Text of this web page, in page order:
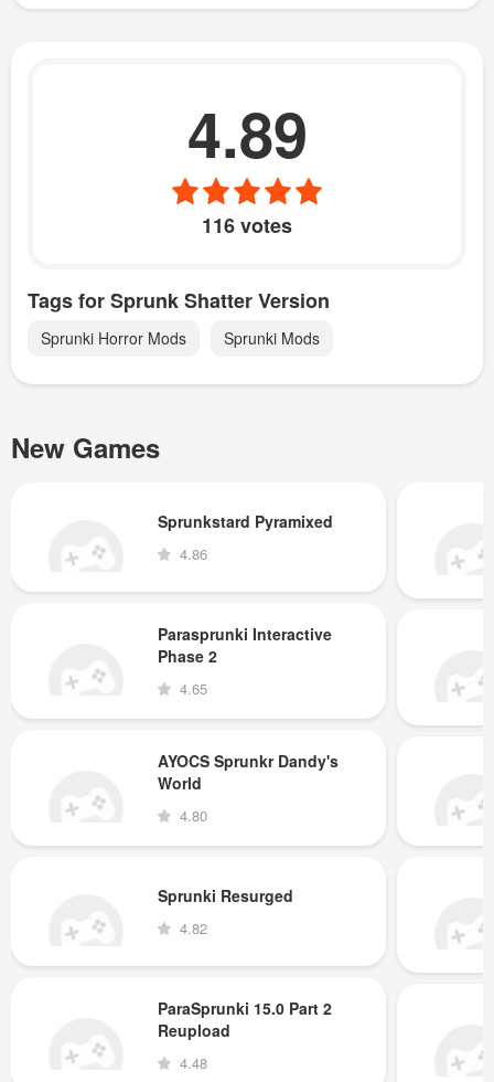
4.89
116 votes
Tags for Sprunk Shatter Version
Sprunki Horror Mods Sprunki Mods
New Games
Sprunkstard Pyramixed
4.86
Parasprunki Interactive
Phase 2
4.65
AYOCS Sprunkr Dandy's
World
4.80
Sprunki Resurged
4.82
ParaSprunki 15.0 Part 2
Reupload
4.48